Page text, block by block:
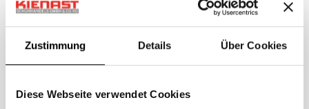
Zustimmung Details Über Cookies
Diese Webseite verwendet Cookies
Die Erhebung sonstiger personenbezogener Daten im
Rahmen des Anmeldevorgangs dient dazu, einen
Missbrauch der Dienste oder der verwendeten E-Mail-